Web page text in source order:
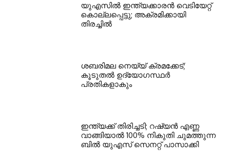
യുഎസില്‍ ഇന്ത്യക്കാരന്‍ വെടിയേറ്റ്
കൊല്ലപ്പെട്ടു; അക്രമിക്കായി
തിരച്ചില്‍
ശബരിമല നെയ്യ് ക്രമക്കേട്;
കൂടുതല്‍ ഉദ്യോഗസ്ഥര്‍
പ്രതികളാകും
ഇന്ത്യക്ക് തിരിച്ചടി; റഷ്യന്‍ എണ്ണ
വാങ്ങിയാല്‍ 100% നികുതി ചുമത്തുന്ന
ബില്‍ യുഎസ് സെനറ്റ് പാസാക്കി